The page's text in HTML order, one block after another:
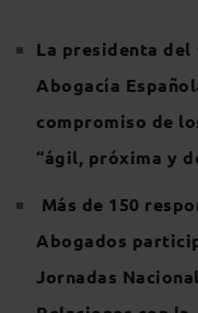
La presidenta del
Abogacía
compromiso de
“ágil, próxima y
Más de 150
Abogados
Jornadas